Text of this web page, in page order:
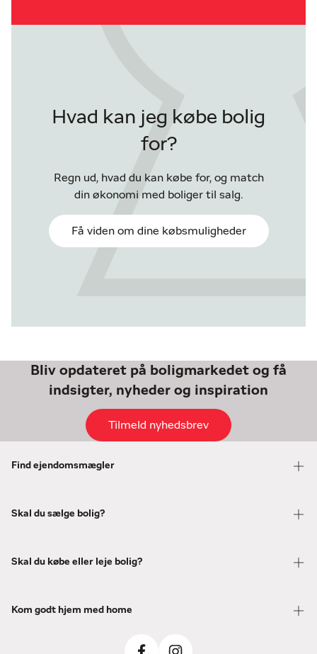
Hvad kan jeg købe bolig
for?
Regn ud, hvad du kan købe for, og match
din økonomi med boliger til salg.
Få viden om dine købsmuligheder
Bliv opdateret på boligmarkedet og få
indsigter, nyheder og inspiration
Tilmeld nyhedsbrev
Find ejendomsmægler
Skal du sælge bolig?
Skal du købe eller leje bolig?
Kom godt hjem med home